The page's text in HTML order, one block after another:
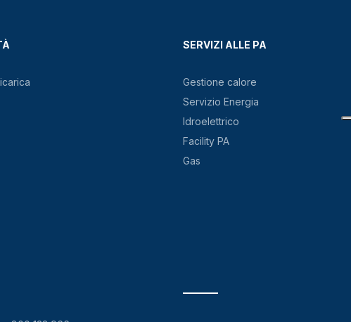
SERVIZI ALLE PA
Gestione calore
Servizio Energia
Idroelettrico
Facility PA
Gas